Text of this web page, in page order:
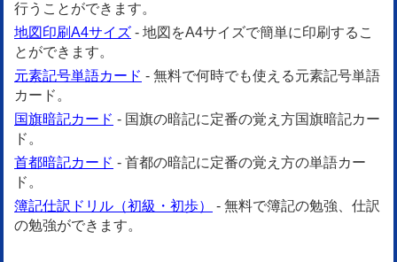
行うことができます。
地図印刷A4サイズ - 地図をA4サイズで簡単に印刷するこ
とができます。
元素記号単語カード - 無料で何時でも使える元素記号単語
カード。
国旗暗記カード - 国旗の暗記に定番の覚え方国旗暗記カー
ド。
首都暗記カード - 首都の暗記に定番の覚え方の単語カー
ド。
簿記仕訳ドリル（初級・初歩）
- 無料で簿記の勉強、仕訳
の勉強ができます。